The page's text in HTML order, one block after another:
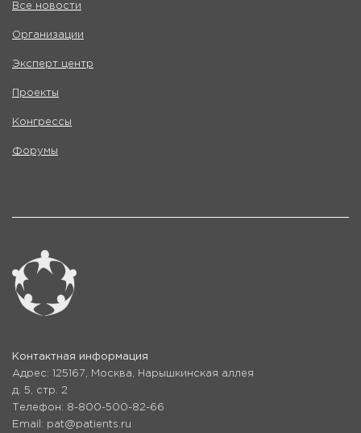
Все новости
Организации
Эксперт центр
Проекты
Конгрессы
Форумы
Контактная информация
Адрес: 125167, Москва, Нарышкинская аллея
д. 5, стр. 2
Телефон: 8-800-500-82-66
Email: pat@patients.ru